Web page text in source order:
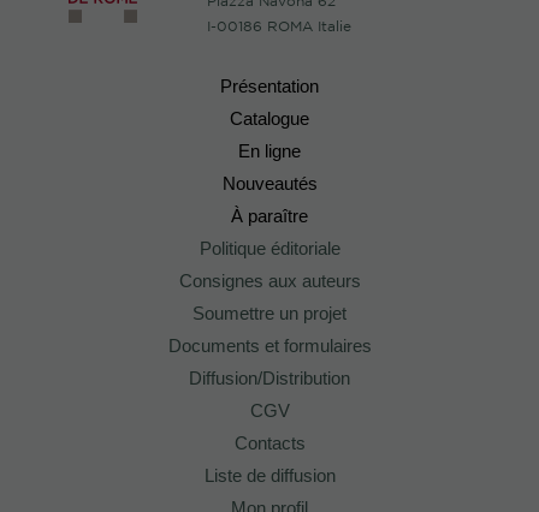
I-00186 ROMA Italie
Présentation
Catalogue
En ligne
Nouveautés
À paraître
Politique éditoriale
Consignes aux auteurs
Soumettre un projet
Documents et formulaires
Diffusion/Distribution
CGV
Contacts
Liste de diffusion
Mon profil